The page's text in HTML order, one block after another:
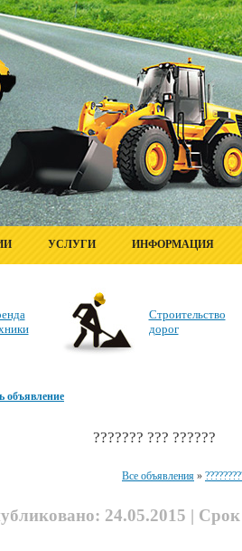
УСЛУГИ ИНФОРМАЦИЯ
Строительство
дорог
объявление
??????? ??? ??????
Все объявления »
24.05.2015 |